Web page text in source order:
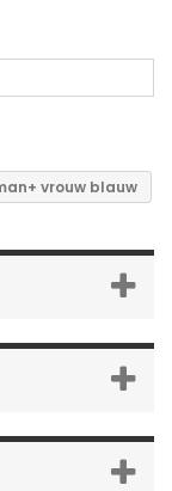
vrouw blauw